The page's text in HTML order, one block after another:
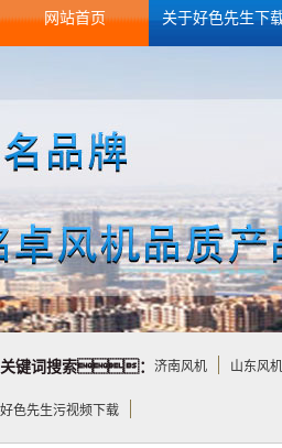
网站首页 关于好色先生下
关键词搜索： 济南风机 山东风机
好色先生污视频下载